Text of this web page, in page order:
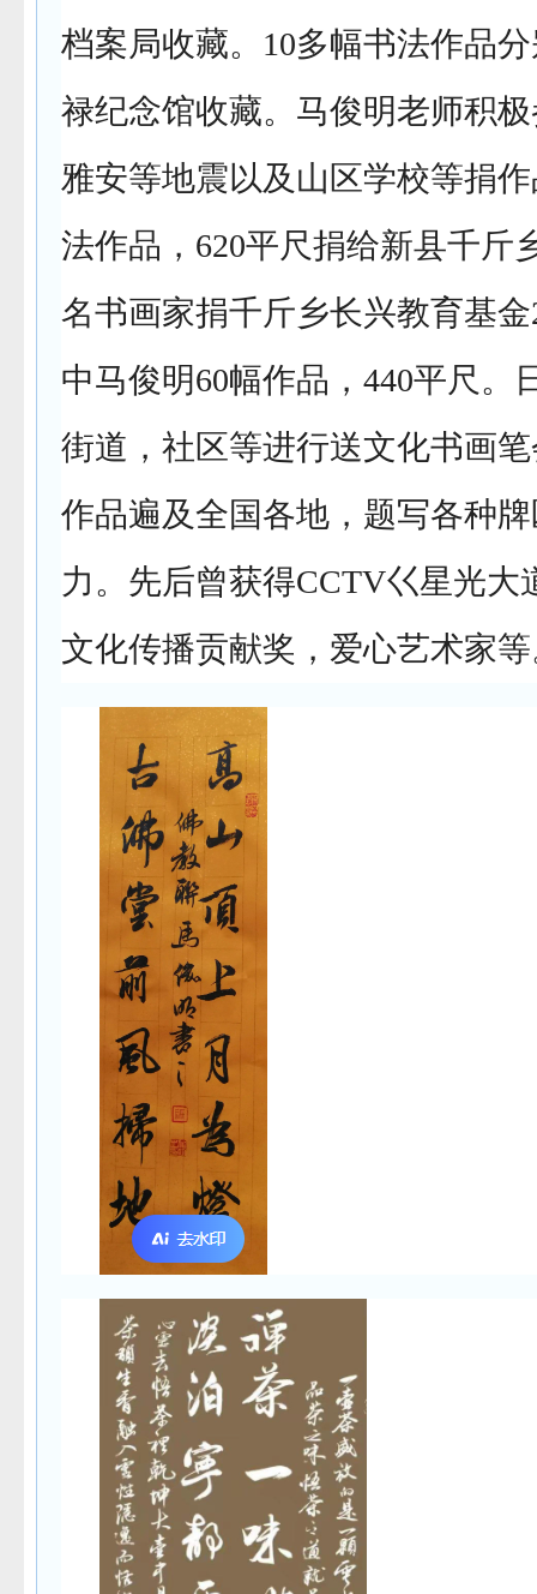
档案局收藏。10多幅书法作品
禄纪念馆收藏。马俊明老师积
雅安等地震以及山区学校等捐
法作品，620平尺捐给新县千斤
名书画家捐千斤乡长兴教育基
中马俊明60幅作品，440平尺
街道，社区等进行送文化书画
作品遍及全国各地，题写各种
力。先后曾获得CCTV巜星光
文化传播贡献奖，爱心艺术家